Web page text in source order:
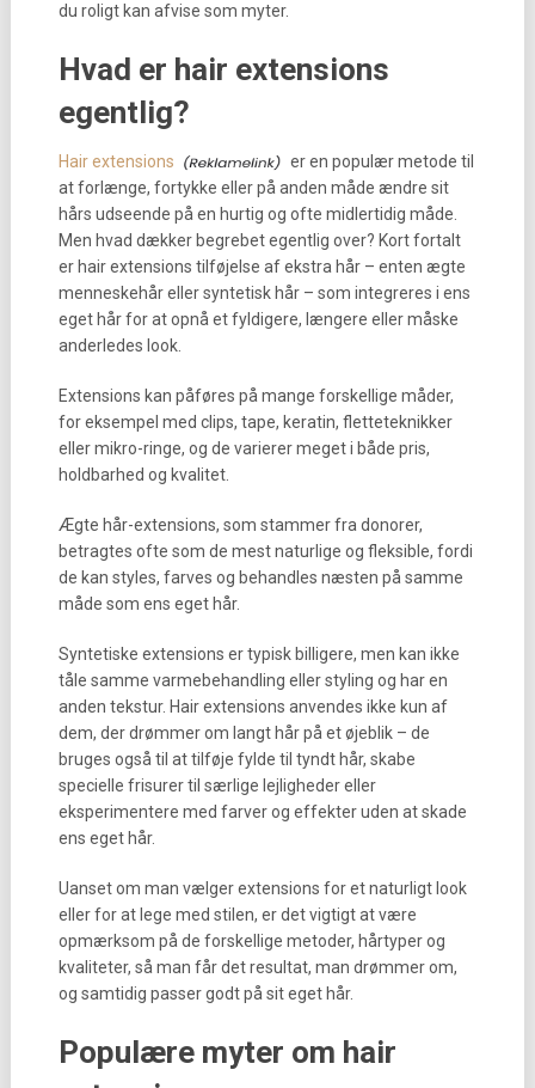
du roligt kan afvise som myter.
Hvad er hair extensions
egentlig?
Hair extensions
er en populær metode til
at forlænge, fortykke eller på anden måde ændre sit
hårs udseende på en hurtig og ofte midlertidig måde.
Men hvad dækker begrebet egentlig over? Kort fortalt
er hair extensions tilføjelse af ekstra hår – enten ægte
menneskehår eller syntetisk hår – som integreres i ens
eget hår for at opnå et fyldigere, længere eller måske
anderledes look.
Extensions kan påføres på mange forskellige måder,
for eksempel med clips, tape, keratin, fletteteknikker
eller mikro-ringe, og de varierer meget i både pris,
holdbarhed og kvalitet.
Ægte hår-extensions, som stammer fra donorer,
betragtes ofte som de mest naturlige og fleksible, fordi
de kan styles, farves og behandles næsten på samme
måde som ens eget hår.
Syntetiske extensions er typisk billigere, men kan ikke
tåle samme varmebehandling eller styling og har en
anden tekstur. Hair extensions anvendes ikke kun af
dem, der drømmer om langt hår på et øjeblik – de
bruges også til at tilføje fylde til tyndt hår, skabe
specielle frisurer til særlige lejligheder eller
eksperimentere med farver og effekter uden at skade
ens eget hår.
Uanset om man vælger extensions for et naturligt look
eller for at lege med stilen, er det vigtigt at være
opmærksom på de forskellige metoder, hårtyper og
kvaliteter, så man får det resultat, man drømmer om,
og samtidig passer godt på sit eget hår.
Populære myter om hair